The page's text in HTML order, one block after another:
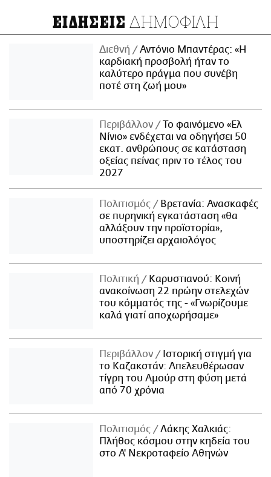
ΕΙΔΗΣΕΙΣ ΔΗΜΟΦΙΛΗ
Διεθνή
Αντόνιο Μπαντέρας: «Η
καρδιακή προσβολή ήταν το
καλύτερο πράγμα που συνέβη
ποτέ στη ζωή μου»
Περιβάλλον
Το φαινόμενο «Ελ
Νίνιο» ενδέχεται να οδηγήσει 50
εκατ. ανθρώπους σε κατάσταση
οξείας πείνας πριν το τέλος του
2027
Πολιτισμός
Βρετανία: Ανασκαφές
σε πυρηνική εγκατάσταση «θα
αλλάξουν την προϊστορία»,
υποστηρίζει αρχαιολόγος
Πολιτική
Καρυστιανού: Κοινή
ανακοίνωση 22 πρώην στελεχών
του κόμματός της - «Γνωρίζουμε
καλά γιατί αποχωρήσαμε»
Περιβάλλον
Ιστορική στιγμή για
το Καζακστάν: Απελευθέρωσαν
τίγρη του Αμούρ στη φύση μετά
από 70 χρόνια
Πολιτισμός
Λάκης Χαλκιάς:
Πλήθος κόσμου στην κηδεία του
στο Α' Νεκροταφείο Αθηνών